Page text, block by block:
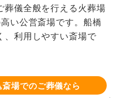
葬儀全般を行える火葬場
い公営斎場です。船橋
、利用しやすい斎場で
場でのご葬儀なら